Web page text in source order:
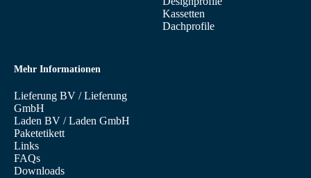
Kassetten
Dachprofile
Mehr Informationen
Lieferung BV /Lieferung
GmbH
Laden BV /Laden GmbH
Paketetikett
Links
FAQs
Downloads